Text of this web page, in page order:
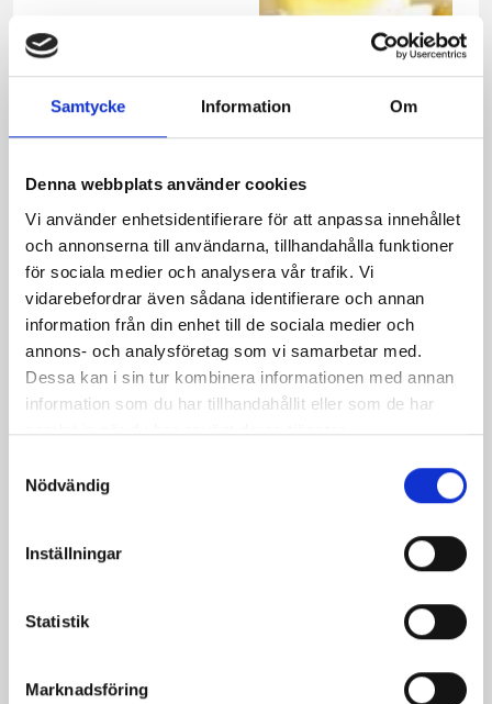
Samtycke Information Om
Denna webbplats använder cookies
Vi använder enhetsidentifierare för att anpassa innehållet
och annonserna till användarna, tillhandahålla funktioner
för sociala medier och analysera vår trafik. Vi
vidarebefordrar även sådana identifierare och annan
information från din enhet till de sociala medier och
annons- och analysföretag som vi samarbetar med.
Dessa kan i sin tur kombinera informationen med annan
information som du har tillhandahållit eller som de har
samlat in när du har använt deras tjänster.
Nödvändig
Inställningar
Statistik
Marknadsföring
Sesampanerade
kycklingklubbor med
stekt ris
Bladsallad med
chilidressing
Pasta- och tonfisksallad
Tagliatelle med lax och